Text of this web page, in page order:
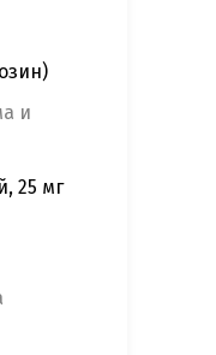
и
25 мг